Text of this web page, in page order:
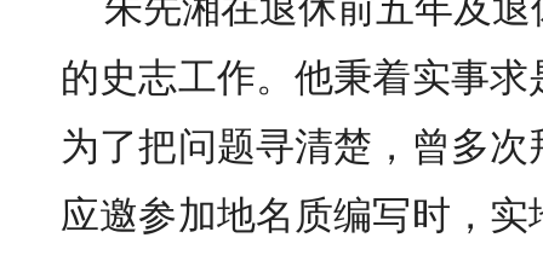
朱先湘在退休前五年及
的史志工作。他秉着实事
为了把问题寻清楚，曾多
应邀参加地名质编写时，